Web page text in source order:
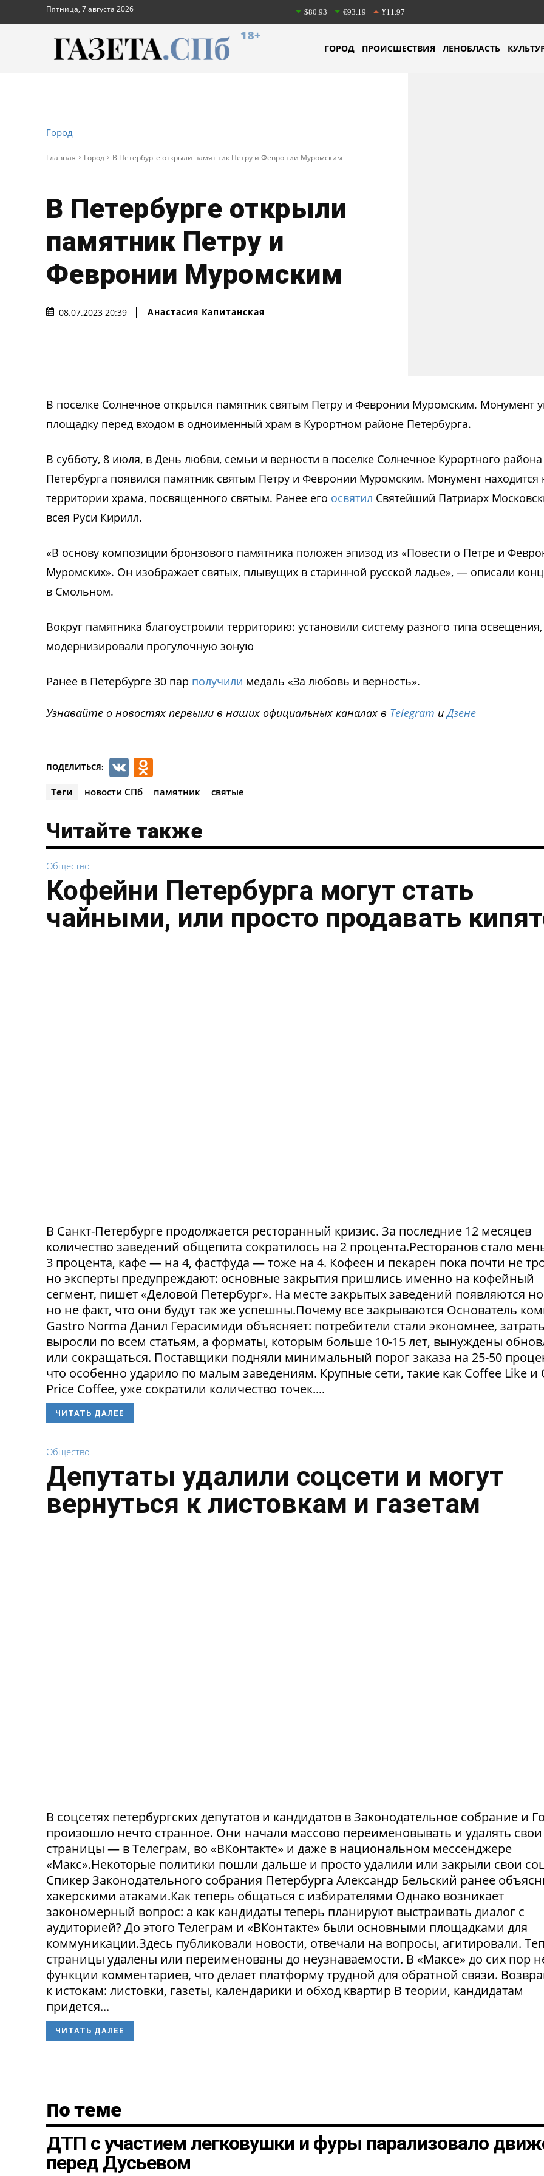
Пятница, 7 августа 2026 $80.93 €93.19 ¥11.97
18+
ГОРОД ПРОИСШЕСТВИЯ ЛЕНОБЛАСТЬ
Город
Главная Город В Петербурге открыли памятник Петру и Февронии Муромским
В Петербурге открыли
памятник Петру и
Февронии Муромским
08.07.2023 20:39 Анастасия Капитанская
В поселке Солнечное открылся памятник святым Петру и Февронии Муромским. Монумент
площадку перед входом в одноименный храм в Курортном районе Петербурга.
В субботу, 8 июля, в День любви, семьи и верности в поселке Солнечное Курортного района
Петербурга появился памятник святым Петру и Февронии Муромским. Монумент находится
территории храма, посвященного святым. Ранее его освятил Святейший Патриарх
всея Руси Кирилл.
«В основу композиции бронзового памятника положен эпизод из «Повести о Петре и
Муромских». Он изображает святых, плывущих в старинной русской ладье», — описали
в Смольном.
Вокруг памятника благоустроили территорию: установили систему разного типа освещения,
модернизировали прогулочную зоную
Ранее в Петербурге 30 пар получили медаль «За любовь и верность».
Узнавайте о новостях первыми в наших официальных каналах в Telegram иДзене
ПОДЕЛИТЬСЯ: VK
Теги новости СПб памятник святые
Читайте также
Общество
Кофейни Петербурга могут стать
чайными, или просто продавать
В Санкт-Петербурге продолжается ресторанный кризис. За последние 12 месяцев
количество заведений общепита сократилось на 2 процента.Ресторанов стало
3 процента, кафе — на 4, фастфуда — тоже на 4. Кофеен и пекарен пока почти не
но эксперты предупреждают: основные закрытия пришлись именно на кофейный
сегмент, пишет «Деловой Петербург». На месте закрытых заведений появляются
но не факт, что они будут так же успешны.Почему все закрываются Основатель
Gastro Norma Данил Герасимиди объясняет: потребители стали экономнее,
выросли по всем статьям, а форматы, которым больше 10-15 лет, вынуждены
или сокращаться. Поставщики подняли минимальный порог заказа на 25-50
что особенно ударило по малым заведениям. Крупные сети, такие как Coffee Like и
Price Coffee, уже сократили количество точек....
ЧИТАТЬ ДАЛЕЕ
Общество
Депутаты удалили соцсети и могут
вернуться к листовкам и газетам
В соцсетях петербургских депутатов и кандидатов в Законодательное собрание и
произошло нечто странное. Они начали массово переименовывать и удалять свои
страницы — в Телеграм, во «ВКонтакте» и даже в национальном мессенджере
«Макс».Некоторые политики пошли дальше и просто удалили или закрыли свои
Спикер Законодательного собрания Петербурга Александр Бельский ранее
хакерскими атаками.Как теперь общаться с избирателями Однако возникает
закономерный вопрос: а как кандидаты теперь планируют выстраивать диалог с
аудиторией? До этого Телеграм и «ВКонтакте» были основными площадками для
коммуникации.Здесь публиковали новости, отвечали на вопросы, агитировали.
страницы удалены или переименованы до неузнаваемости. В «Максе» до сих пор
функции комментариев, что делает платформу трудной для обратной связи.
к истокам: листовки, газеты, календарики и обход квартир В теории, кандидатам
придется...
ЧИТАТЬ ДАЛЕЕ
По теме
ДТП с участием легковушки и фуры парализовало
перед Дусьевом